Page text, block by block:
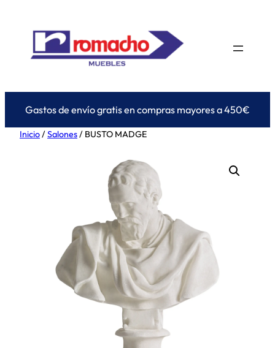
contenido
Gastos de envío gratis en compras mayores a 450€
Inicio/Salones/ BUSTO MADGE